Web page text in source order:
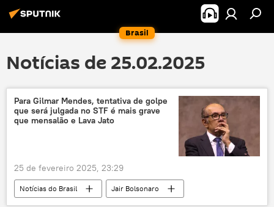
Brasil
Notícias de 25.02.2025
Para Gilmar Mendes, tentativa de golpe
que será julgada no STF é mais grave
que mensalão e Lava Jato
25 de fevereiro 2025, 23:29
Notícias do Brasil
Jair Bolsonaro